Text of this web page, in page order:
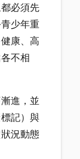
必須先
少年重
康、高
不相
進，並
記）與
況動態